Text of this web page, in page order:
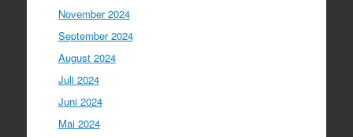
November 2024
September 2024
August 2024
Juli 2024
Juni 2024
Mai 2024